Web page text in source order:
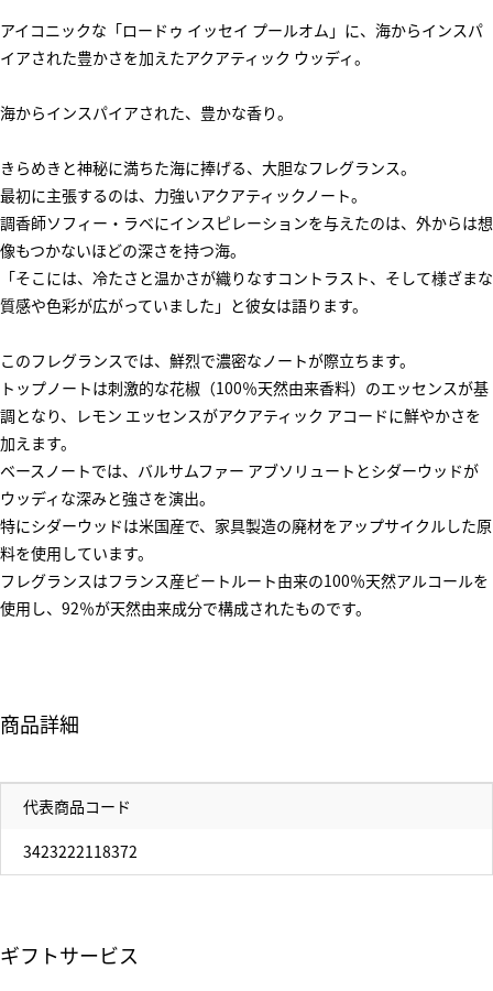
アイコニックな「ロードゥ イッセイ プールオム」に、海からインスパ
イアされた豊かさを加えたアクアティック ウッディ。
海からインスパイアされた、豊かな香り。
きらめきと神秘に満ちた海に捧げる、大胆なフレグランス。
最初に主張するのは、力強いアクアティックノート。
調香師ソフィー・ラベにインスピレーションを与えたのは、外からは想
像もつかないほどの深さを持つ海。
「そこには、冷たさと温かさが織りなすコントラスト、そして様ざまな
質感や色彩が広がっていました」と彼女は語ります。
このフレグランスでは、鮮烈で濃密なノートが際立ちます。
トップノートは刺激的な花椒（100％天然由来香料）のエッセンスが基
調となり、レモン エッセンスがアクアティック アコードに鮮やかさを
加えます。
ベースノートでは、バルサムファー アブソリュートとシダーウッドが
ウッディな深みと強さを演出。
特にシダーウッドは米国産で、家具製造の廃材をアップサイクルした原
料を使用しています。
フレグランスはフランス産ビートルート由来の100％天然アルコールを
使用し、92％が天然由来成分で構成されたものです。
商品詳細
代表商品コード
3423222118372
ギフトサービス